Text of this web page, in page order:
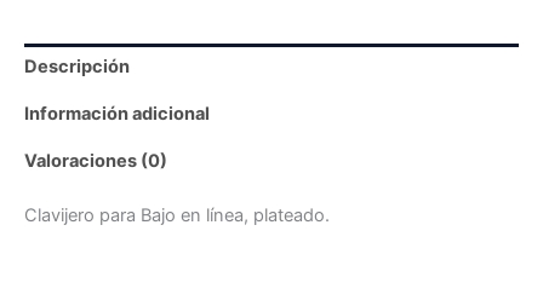
Descripción
Información adicional
Valoraciones (0)
Clavijero para Bajo en línea, plateado.